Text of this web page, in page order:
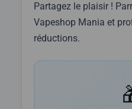
Partagez le plaisir !
Vapeshop Mania et
réductions.